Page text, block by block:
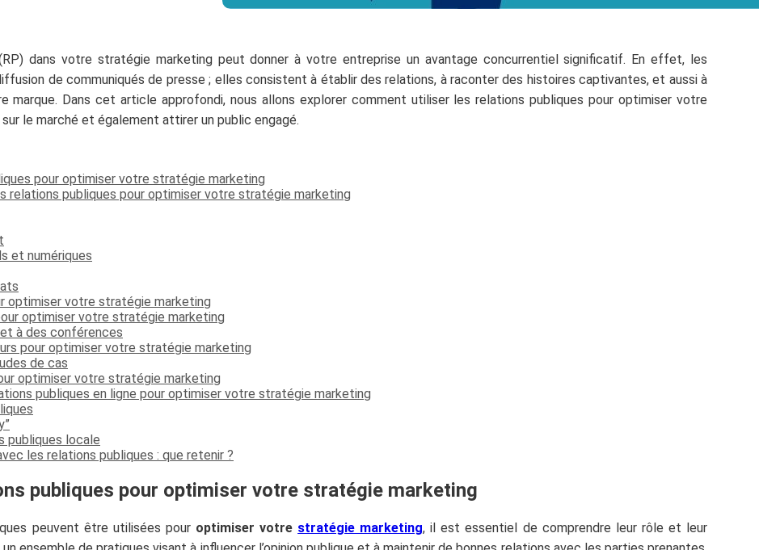
dans votre stratégie marketing peut donner à votre entreprise un avantage concurrentiel significatif. En effet, les
de communiqués de presse ; elles consistent à établir des relations, à raconter des histoires captivantes, et aussi à
marque. Dans cet article approfondi, nous allons explorer comment utiliser les relations publiques pour optimiser votre
le marché et également attirer un public engagé.
pour optimiser votre stratégie marketing
relations publiques pour optimiser votre stratégie marketing
et numériques
optimiser votre stratégie marketing
optimiser votre stratégie marketing
à des conférences
pour optimiser votre stratégie marketing
de cas
optimiser votre stratégie marketing
publiques en ligne pour optimiser votre stratégie marketing
publiques locale
les relations publiques : que retenir ?
publiques pour optimiser votre stratégie marketing
peuvent être utilisées pour optimiser votre stratégie marketing, il est essentiel de comprendre leur rôle et leur
Abonne-toi à la Newsletter
!
Inscris-toi gratuitement à la Newsletter pour
entreprise.